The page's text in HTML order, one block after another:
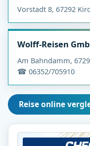
Vorstadt 8, 67292
Wolff-Reisen
Am Bahndamm,
☎ 06352/705910
Reise online